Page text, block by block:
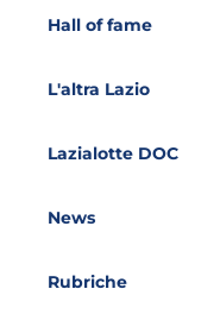
Hall of fame
L'altra Lazio
Lazialotte DOC
News
Rubriche